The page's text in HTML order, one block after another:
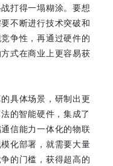
打得一塌糊涂。要想
不断进行技术突破和
争性，再通过硬件的
式在商业上更容易获
具体场景，研制出更
的智能硬件，集成了
信能力一体化的物联
化部署，就需要大量
的门槛，获得超高的